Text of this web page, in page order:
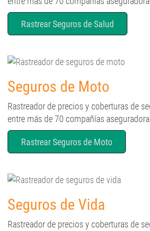
Rastrear Seguros de Salud
Seguros de Moto
Rastreador de precios y coberturas de
entre más de 70 compañías
Rastrear Seguros de Moto
Seguros de Vida
Rastreador de precios y coberturas de